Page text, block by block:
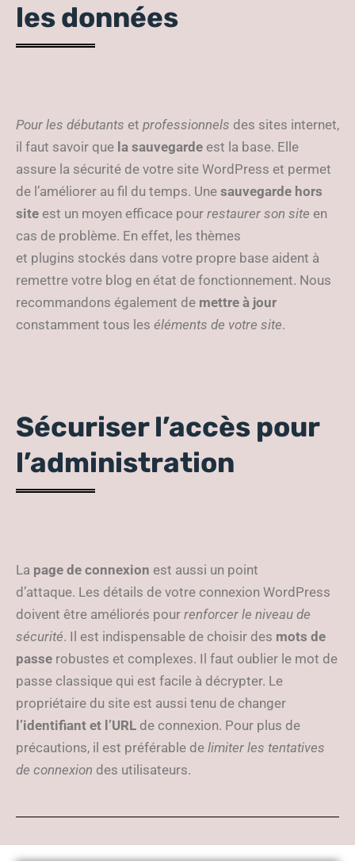
les données
Pour les débutants et professionnels des sites internet,
il faut savoir que la sauvegarde est la base. Elle
assure la sécurité de votre site WordPress et permet
de l’améliorer au fil du temps. Une sauvegarde hors
site est un moyen efficace pour restaurer son site en
cas de problème. En effet, les thèmes
et plugins stockés dans votre propre base aident à
remettre votre blog en état de fonctionnement. Nous
recommandons également de mettre à jour
constamment tous les éléments de votre site.
Sécuriser l’accès pour
l’administration
La page de connexion est aussi un point
d’attaque. Les détails de votre connexion WordPress
doivent être améliorés pour renforcer le niveau de
sécurité. Il est indispensable de choisir des mots de
passe robustes et complexes. Il faut oublier le mot de
passe classique qui est facile à décrypter. Le
propriétaire du site est aussi tenu de changer
l’identifiant et l’URL de connexion. Pour plus de
précautions, il est préférable de limiter les tentatives
de connexion des utilisateurs.